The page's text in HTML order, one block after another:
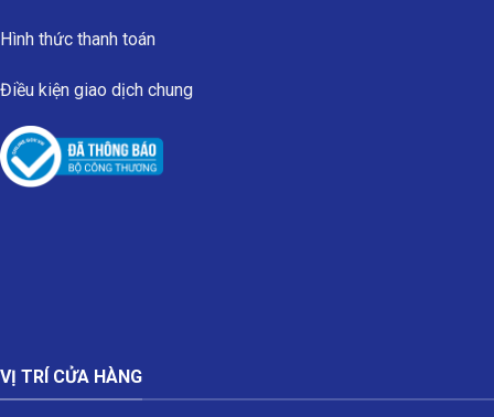
Hình thức thanh toán
Điều kiện giao dịch chung
VỊ TRÍ CỬA HÀNG